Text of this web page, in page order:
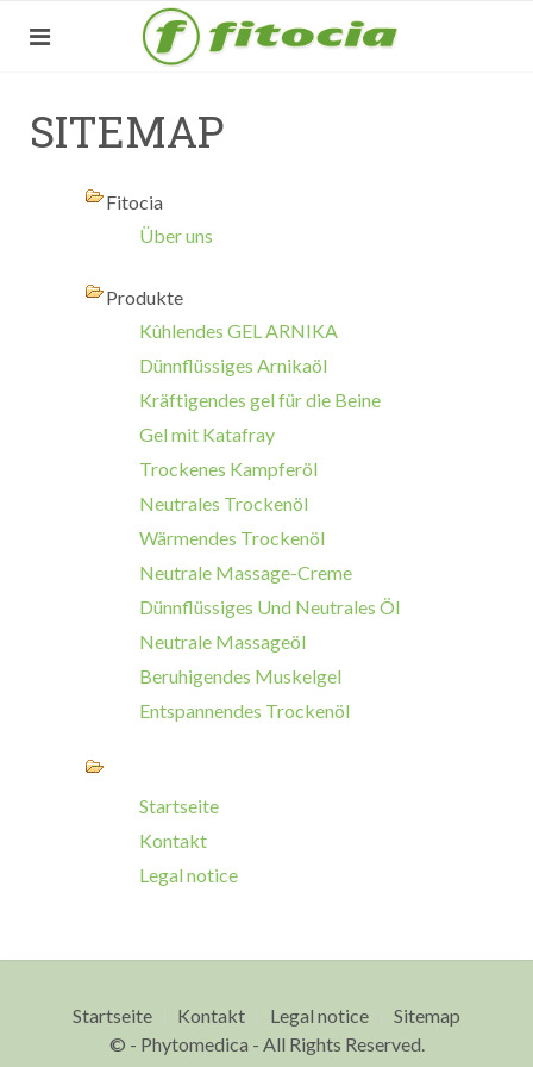
SITEMAP
Fitocia
Über uns
Produkte
Kûhlendes GEL ARNIKA
Dünnflüssiges Arnikaöl
Kräftigendes gel für die Beine
Gel mit Katafray
Trockenes Kampferöl
Neutrales Trockenöl
Wärmendes Trockenöl
Neutrale Massage-Creme
Dünnflüssiges Und Neutrales Öl
Neutrale Massageöl
Beruhigendes Muskelgel
Entspannendes Trockenöl
Startseite
Kontakt
Legal notice
Startseite Kontakt Legal notice
Sitemap
© - Phytomedica - All Rights Reserved.